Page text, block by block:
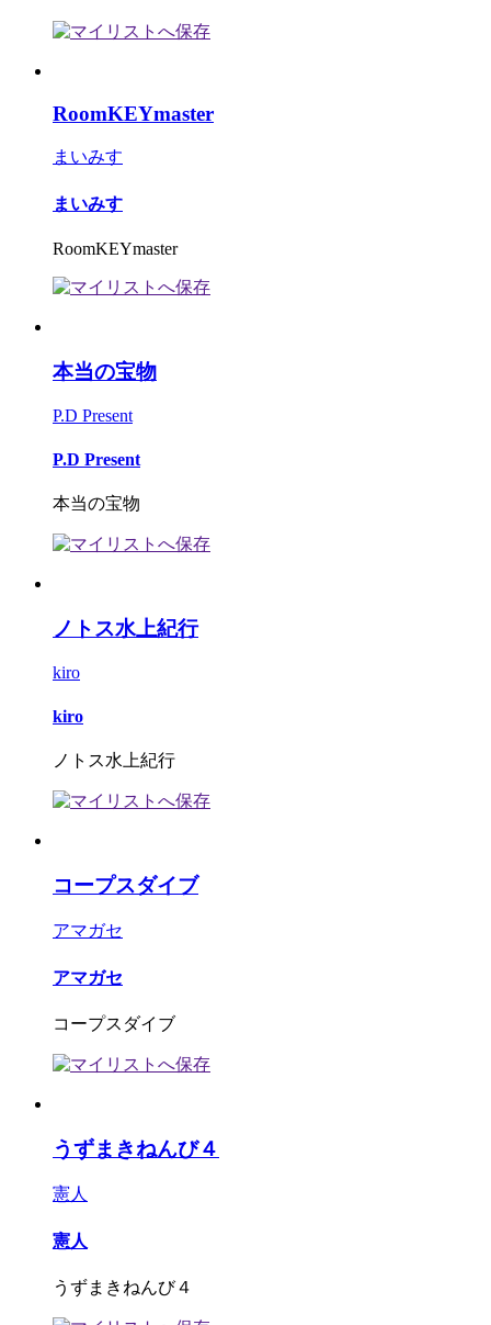
RoomKEYmaster
まいみす
まいみす
RoomKEYmaster
本当の宝物
P.D Present
P.D Present
本当の宝物
ノトス水上紀行
kiro
kiro
ノトス水上紀行
コープスダイブ
アマガセ
アマガセ
コープスダイブ
うずまきねんび４
憲人
憲人
うずまきねんび４